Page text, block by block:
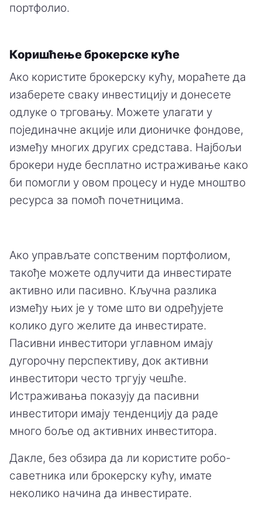
портфолио.
Коришћење брокерске куће
Ако користите брокерску кућу, мораћете да
изаберете сваку инвестицију и донесете
одлуке о трговању. Можете улагати у
појединачне акције или дионичке фондове,
између многих других средстава. Најбољи
брокери нуде бесплатно истраживање како
би помогли у овом процесу и нуде мноштво
ресурса за помоћ почетницима.
Ако управљате сопственим портфолиом,
такође можете одлучити да инвестирате
активно или пасивно. Кључна разлика
између њих је у томе што ви одређујете
колико дуго желите да инвестирате.
Пасивни инвеститори углавном имају
дугорочну перспективу, док активни
инвеститори често тргују чешће.
Истраживања показују да пасивни
инвеститори имају тенденцију да раде
много боље од активних инвеститора.
Дакле, без обзира да ли користите робо-
саветника или брокерску кућу, имате
неколико начина да инвестирате.